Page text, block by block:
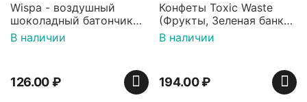
Wispa - воздушный
шоколадный батончик
36 гр
В наличии
126.00₽
Конфеты Toxic Waste
(Фрукты, Зеленая банка,
42 гр).
В наличии
194.00₽